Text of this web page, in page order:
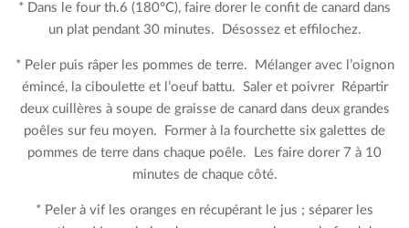
* Dans le four th.6 (180°C), faire dorer le confit de canard dans
un plat pendant 30 minutes. Désossez et effilochez.
* Peler puis râper les pommes de terre. Mélanger avec l’oignon
émincé, la ciboulette et l’oeuf battu. Saler et poivrer Répartir
deux cuillères à soupe de graisse de canard dans deux grandes
poêles sur feu moyen. Former à la fourchette six galettes de
pommes de terre dans chaque poêle. Les faire dorer 7 à 10
minutes de chaque côté.
* Peler à vif les oranges en récupérant le jus ; séparer les